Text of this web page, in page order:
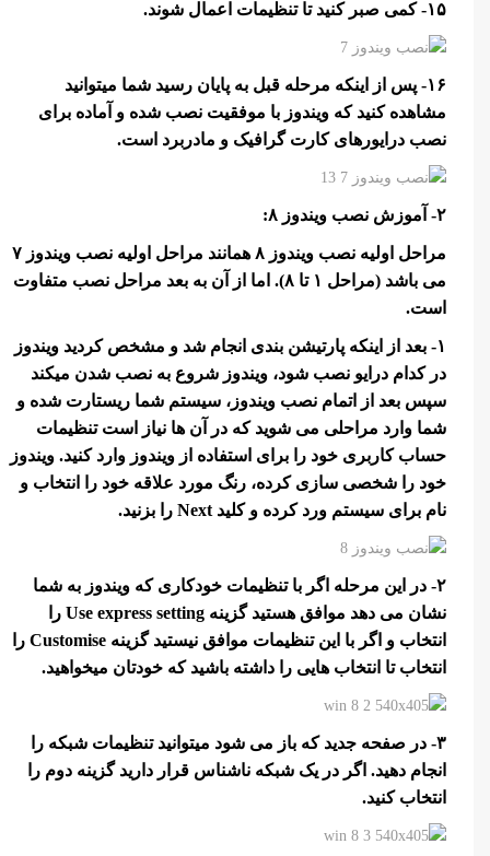
۱۵- کمی صبر کنید تا تنظیمات اعمال شوند.
۱۶- پس از اینکه مرحله قبل به پایان رسید شما میتوانید
مشاهده کنید که ویندوز با موفقیت نصب شده و آماده برای
نصب درایورهای کارت گرافیک و مادربرد است.
۲- آموزش نصب ویندوز ۸:
مراحل اولیه نصب ویندوز ۸ همانند مراحل اولیه نصب ویندوز ۷
می باشد (مراحل ۱ تا ۸). اما از آن به بعد مراحل نصب متفاوت
است.
۱- بعد از اینکه پارتیشن بندی انجام شد و مشخص کردید ویندوز
در کدام درایو نصب شود، ویندوز شروع به نصب شدن میکند
سپس بعد از اتمام نصب ویندوز، سیستم شما ریستارت شده و
شما وارد مراحلی می شوید که در آن ها نیاز است تنظیمات
حساب کاربری خود را برای استفاده از ویندوز وارد کنید. ویندوز
خود را شخصی سازی کرده، رنگ مورد علاقه خود را انتخاب و
نام برای سیستم ورد کرده و کلید Next را بزنید.
۲- در این مرحله اگر با تنظیمات خودکاری که ویندوز به شما
نشان می دهد موافق هستید گزینه Use express setting را
انتخاب و اگر با این تنظیمات موافق نیستید گزینه Customise را
انتخاب تا انتخاب هایی را داشته باشید که خودتان میخواهید.
۳- در صفحه جدید که باز می شود میتوانید تنظیمات شبکه را
انجام دهید. اگر در یک شبکه ناشناس قرار دارید گزینه دوم را
انتخاب کنید.